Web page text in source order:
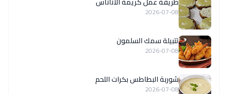
2026-07-08
تتبيلة سمك السلمون
2026-07-08
شوربة البطاطس بكرات اللحم
2026-07-08